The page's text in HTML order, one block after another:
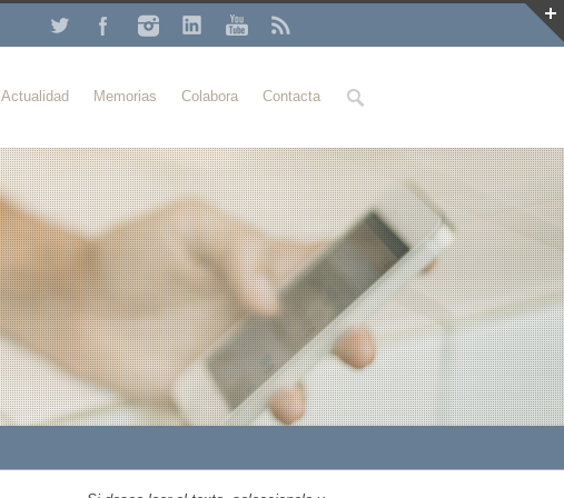
Buscar
Actualidad Memorias Colabora Contacta